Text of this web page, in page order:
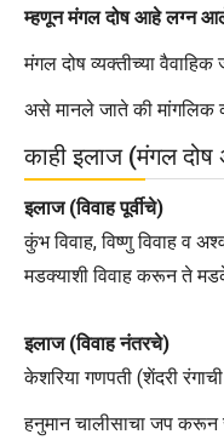
म्हणून मंगल दोष आहे लग्न
मंगल दोष व्यक्तीच्या
असे मानले जाते की मांगलिक
काही इलाज (मंगल
इलाज (विवाह पूर्वीचे)
कुंभ विवाह, विष्णु विवाह व
मडक्याशी विवाह करून ते
इलाज (विवाह नंतरचे)
केशरिया गणपती (शेंदरी
हनुमान चालीसाचा जप करून